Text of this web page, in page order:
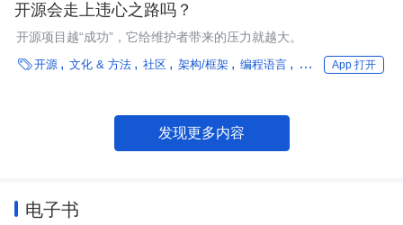
开源会走上违心之路吗？
开源项目越“成功”，它给维护者带来的压力就越大。
开源 文化 & 方法 社区 架构/框架 编程语言 汽车 App 打开
发现更多内容
电子书